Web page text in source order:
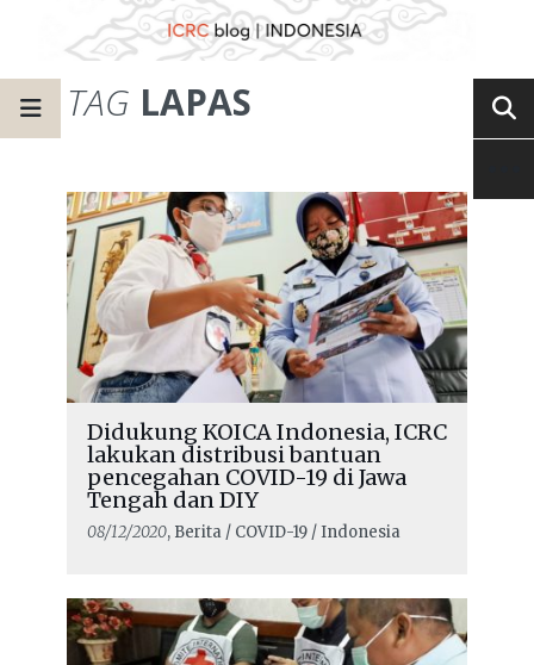
TAG LAPAS
Didukung KOICA Indonesia, ICRC
lakukan distribusi bantuan
pencegahan COVID-19 di Jawa
Tengah dan DIY
08/12/2020, Berita / COVID-19 / Indonesia